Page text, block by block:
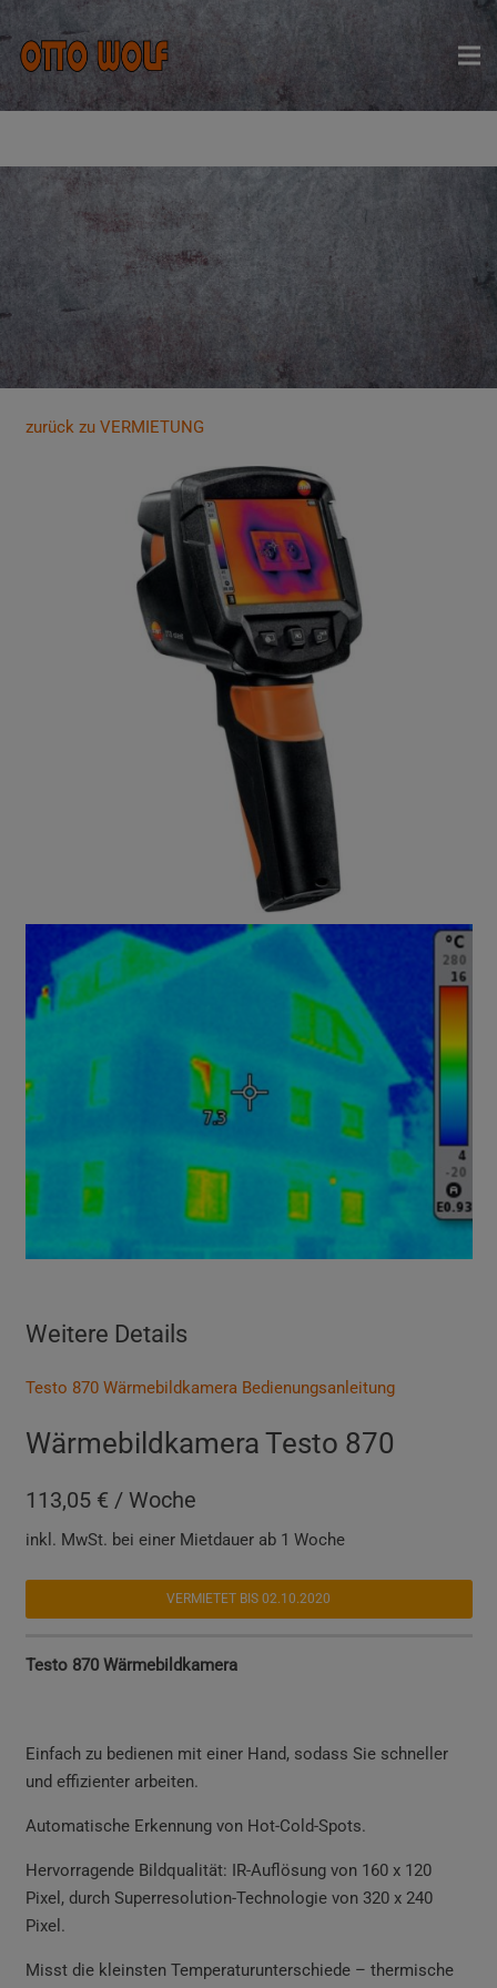
zurück zu VERMIETUNG
Weitere Details
Testo 870 Wärmebildkamera Bedienungsanleitung
Wärmebildkamera Testo 870
113,05 € / Woche
inkl. MwSt. bei einer Mietdauer ab 1 Woche
VERMIETET BIS 02.10.2020
Testo 870 Wärmebildkamera
Einfach zu bedienen mit einer Hand, sodass Sie schneller
und effizienter arbeiten.
Automatische Erkennung von Hot-Cold-Spots.
Hervorragende Bildqualität: IR-Auflösung von 160 x 120
Pixel, durch Superresolution-Technologie von 320 x 240
Pixel.
Misst die kleinsten Temperaturunterschiede – thermische